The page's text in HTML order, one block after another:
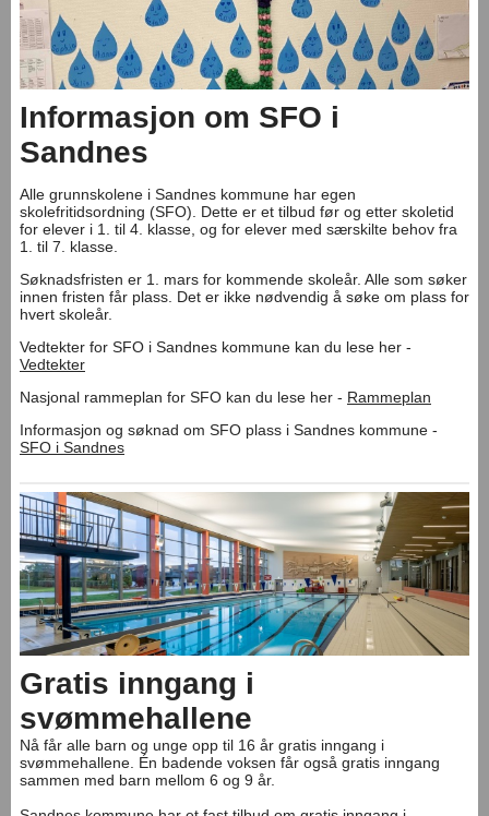
Informasjon om SFO i
Sandnes
Alle grunnskolene i Sandnes kommune har egen
skolefritidsordning (SFO). Dette er et tilbud før og etter skoletid
for elever i 1. til 4. klasse, og for elever med særskilte behov fra
1. til 7. klasse.
Søknadsfristen er 1. mars for kommende skoleår. Alle som søker
innen fristen får plass. Det er ikke nødvendig å søke om plass for
hvert skoleår.
Vedtekter for SFO i Sandnes kommune kan du lese her -
Vedtekter
Nasjonal rammeplan for SFO kan du lese her - Rammeplan
Informasjon og søknad om SFO plass i Sandnes kommune -
SFO i Sandnes
Gratis inngang i
svømmehallene
Nå får alle barn og unge opp til 16 år gratis inngang i
svømmehallene. Én badende voksen får også gratis inngang
sammen med barn mellom 6 og 9 år.